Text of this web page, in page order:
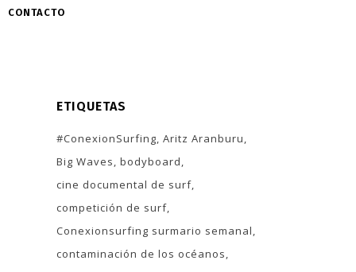
CONTACTO
ETIQUETAS
#ConexionSurfing Aritz Aranburu
Big Waves bodyboard
cine documental de surf
competición de surf
Conexionsurfing surmario semanal
contaminación de los océanos